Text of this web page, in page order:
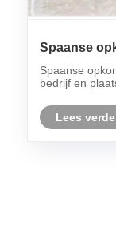
Spaanse
het bedrijf
Spaanse
bedrijf en
Lees